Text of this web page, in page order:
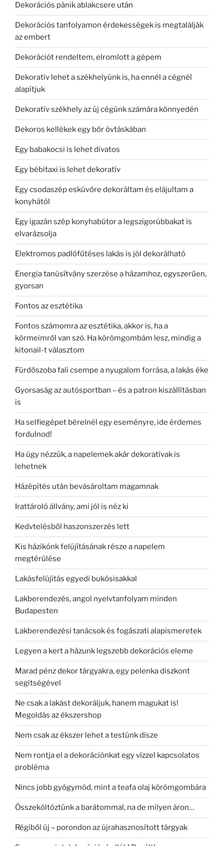
Dekorációs pánik ablakcsere után
Dekorációs tanfolyamon érdekességek is megtalálják
az embert
Dekorációt rendeltem, elromlott a gépem
Dekoratív lehet a székhelyünk is, ha ennél a cégnél
alapítjuk
Dekoratív székhely az új cégünk számára könnyedén
Dekoros kellékek egy bőr övtáskában
Egy babakocsi is lehet divatos
Egy bébitaxi is lehet dekoratív
Egy csodaszép esküvőre dekoráltam és elájultam a
konyhától
Egy igazán szép konyhabútor a legszigorúbbakat is
elvarázsolja
Elektromos padlófűtéses lakás is jól dekorálható
Energia tanúsítvány szerzése a házamhoz, egyszerűen,
gyorsan
Fontos az esztétika
Fontos számomra az esztétika, akkor is, ha a
körmeimről van szó. Ha körömgombám lesz, mindig a
kitonail-t választom
Fürdőszoba fali csempe a nyugalom forrása, a lakás éke
Gyorsaság az autósportban – és a patron kiszállításban
is
Ha selfiegépet bérelnél egy eseményre, ide érdemes
fordulnod!
Ha úgy nézzük, a napelemek akár dekoratívak is
lehetnek
Házépítés után bevásároltam magamnak
Irattároló állvány, ami jól is néz ki
Kedvtelésből haszonszerzés lett
Kis házikónk felújításának része a napelem
megtérülése
Lakásfelújítás egyedi bukósisakkal
Lakberendezés, angol nyelvtanfolyam minden
Budapesten
Lakberendezési tanácsok és fogászati alapismeretek
Legyen a kert a házunk legszebb dekorációs eleme
Marad pénz dekor tárgyakra, egy pelenka diszkont
segítségével
Ne csak a lakást dekoráljuk, hanem magukat is!
Megoldás az ékszershop
Nem csak az ékszer lehet a testünk dísze
Nem rontja el a dekorációnkat egy vízzel kapcsolatos
probléma
Nincs jobb gyógymód, mint a teafa olaj körömgombára
Összeköltöztünk a barátommal, na de milyen áron…
Régiből új – porondon az újrahasznosított tárgyak